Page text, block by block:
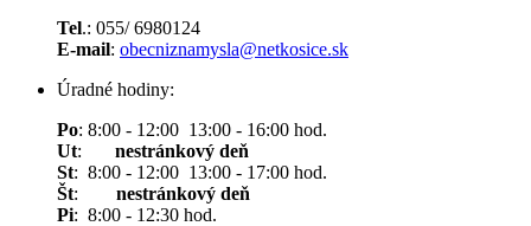
Tel.: 055/ 6980124
E-mail: obecniznamysla@netkosice.sk
Úradné hodiny:
Po: 8:00 - 12:00 13:00 - 16:00 hod.
Ut:
nestránkový deň
St: 8:00 - 12:00 13:00 - 17:00 hod.
Št: nestránkový deň
Pi: 8:00 - 12:30 hod.